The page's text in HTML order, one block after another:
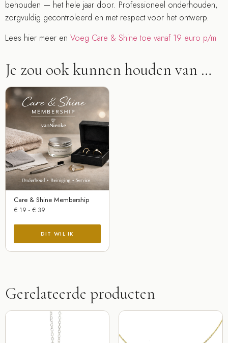
behouden — het hele jaar door. Professioneel onderhouden,
zorgvuldig gecontroleerd en met respect voor het ontwerp.
Lees hier meer en Voeg Care & Shine toe vanaf 19 euro p/m
Je zou ook kunnen houden van …
Care & Shine Membership
€ 19 - € 39
Gerelateerde producten